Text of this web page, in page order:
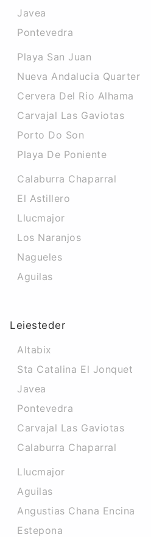
Javea
Pontevedra
Playa San Juan
Nueva Andalucia Quarter
Cervera Del Rio Alhama
Carvajal Las Gaviotas
Porto Do Son
Playa De Poniente
Calaburra Chaparral
El Astillero
Llucmajor
Los Naranjos
Nagueles
Aguilas
Leiesteder
Altabix
Sta Catalina El Jonquet
Javea
Pontevedra
Carvajal Las Gaviotas
Calaburra Chaparral
Llucmajor
Aguilas
Angustias Chana Encina
Estepona